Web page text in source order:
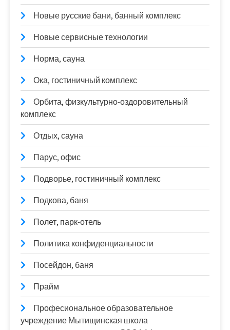
Новые русские бани, банный комплекс
Новые сервисные технологии
Норма, сауна
Ока, гостиничный комплекс
Орбита, физкультурно-оздоровительный
комплекс
Отдых, сауна
Парус, офис
Подворье, гостиничный комплекс
Подкова, баня
Полет, парк-отель
Политика конфиденциальности
Посейдон, баня
Прайм
Професиональное образовательное
учреждение Мытищинская школа